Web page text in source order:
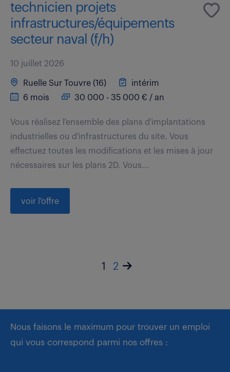
technicien projets
infrastructures/équipements
secteur naval (f/h)
10 juillet 2026
Ruelle Sur Touvre (16)
intérim
6 mois
30 000 - 35 000 € / an
Vous réalisez l'ensemble des plans d'implantations
industrielles ou d'infrastructures du site. Vous
effectuez toutes les modifications et les mises à jour
nécessaires sur les plans 2D. Vous...
voir l'offre
1 2
Nous faisons le maximum pour trouver un emploi
qui vous correspond parmi nos offres :